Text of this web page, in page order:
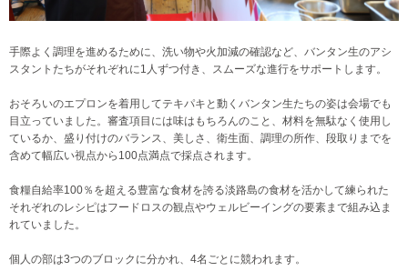
手際よく調理を進めるために、洗い物や火加減の確認など、バンタン生のアシ
スタントたちがそれぞれに1人ずつ付き、スムーズな進行をサポートします。
おそろいのエプロンを着用してテキパキと動くバンタン生たちの姿は会場でも
目立っていました。審査項目には味はもちろんのこと、材料を無駄なく使用し
ているか、盛り付けのバランス、美しさ、衛生面、調理の所作、段取りまでを
含めて幅広い視点から100点満点で採点されます。
食糧自給率100％を超える豊富な食材を誇る淡路島の食材を活かして練られた
それぞれのレシピはフードロスの観点やウェルビーイングの要素まで組み込ま
れていました。
個人の部は3つのブロックに分かれ、4名ごとに競われます。